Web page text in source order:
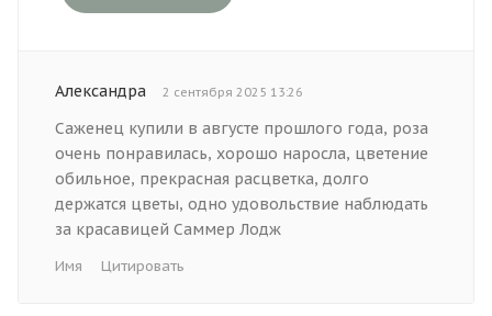
Александра 2 сентября 2025 13:26
Саженец купили в августе прошлого года, роза
очень понравилась, хорошо наросла, цветение
обильное, прекрасная расцветка, долго
держатся цветы, одно удовольствие наблюдать
за красавицей Саммер Лодж
Имя Цитировать